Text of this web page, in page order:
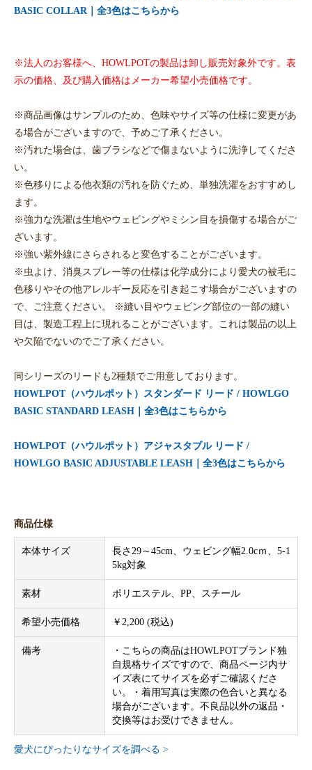
BASIC COLLAR｜全3色はこちらから
※法人のお客様へ、HOWLPOTの製品は卸し販売対象外です。表
示の価格、及び購入価格はメーカー希望小売価格です。
※商品画像はサンプルのため、色味やサイズ等の仕様に変更があ
る場合がございますので、予めご了承ください。
※汚れた場合は、歯ブラシなどで傷まないように洗浄してくださ
い。
※色移りによる他衣類の汚れを防ぐため、単独洗濯をおすすめし
ます。
※強力な洗濯は生地やウェビングやミシン目を損傷する場合がご
ざいます。
※強い紫外線にさらされると変色することがございます。
※虫よけ、消臭スプレー等の仕様は化学成分により愛犬の被毛に
色移りやその他アレルギー反応を引き起こす場合がございますの
で、ご注意ください。 ※縫い目やウェビング部位の一部の縫い
目は、製造工程上に現れることがございます。これは製品の以上
や欠陥でないのでご了承ください。
同シリーズのリードも2種類でご用意しております。
HOWLPOT（ハウルポット）スタンダード リード / HOWLGO
BASIC STANDARD LEASH｜全3色はこちらから
HOWLPOT（ハウルポット）アジャスタブル リード /
HOWLGO BASIC ADJUSTABLE LEASH｜全3色はこちらから
商品仕様
本体サイズ
長さ29～45cm、ウェビング幅2.0cｍ、5-1
5kg対象
素材 ポリエステル、PP、スチール
希望小売価格 ￥2,200 (税込)
備考
・こちらの商品はHOWLPOTブランド独
自規格サイズですので、商品ページ内サ
イズ表にてサイズを必ずご確認くださ
い。・着用写真は実際の色合いと異なる
場合がございます。不良品以外の返品・
交換等はお受けできません。
愛犬にぴったりなサイズを調べる >